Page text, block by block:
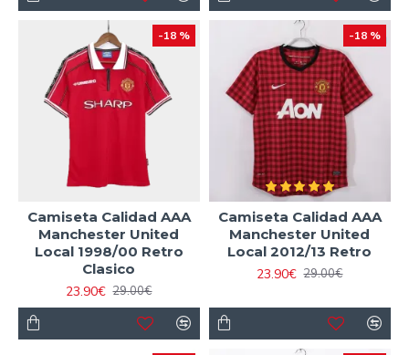
-18 %
Camiseta Calidad AAA
Manchester United
Local 1998/00 Retro
Clasico
23.90€ 29.00€
-18 %
Camiseta Calidad AAA
Manchester United
Local 2012/13 Retro
23.90€ 29.00€